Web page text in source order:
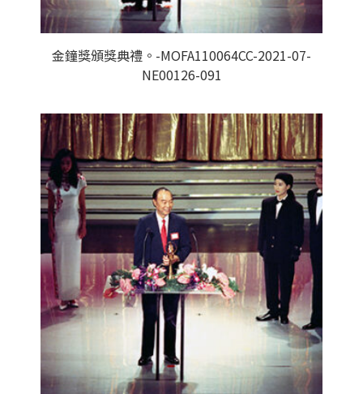
金鐘獎頒獎典禮。-MOFA110064CC-2021-07-
NE00126-091